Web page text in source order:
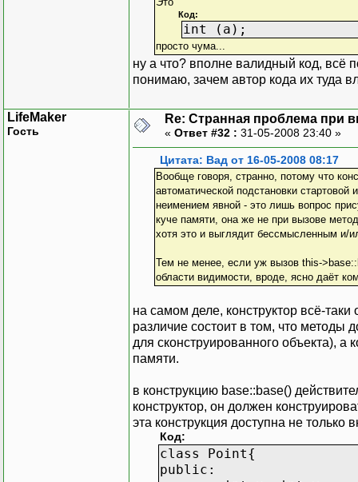
Код:
int (a);
просто чума...
ну а что? вполне валидный код, всё
понимаю, зачем автор кода их туда
LifeMaker
Гость
Re: Странная проблема при
« Ответ #32 : 31-05-2008 23:40 »
Цитата: Вад от 16-05-2008 08:17
Вообще говоря, странно, потому что
автоматической подстановки
неимением явной - это лишь вопрос
куче памяти, она же не при вызове
хотя это и выглядит бессмысленным и/
Тем не менее, если уж вызов this-
области видимости, вроде, ясно даёт
на самом деле, конструктор всё-
различие состоит в том, что методы
для сконструированного объекта),
памяти.
в конструкцию base::base()
конструктор, он должен
эта конструкция доступна не только
Код:
class Point{
public: